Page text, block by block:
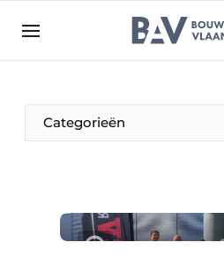
Bedrijven
Bouwen aan Vlaanderen
Evenement aanmelden
Categorieën